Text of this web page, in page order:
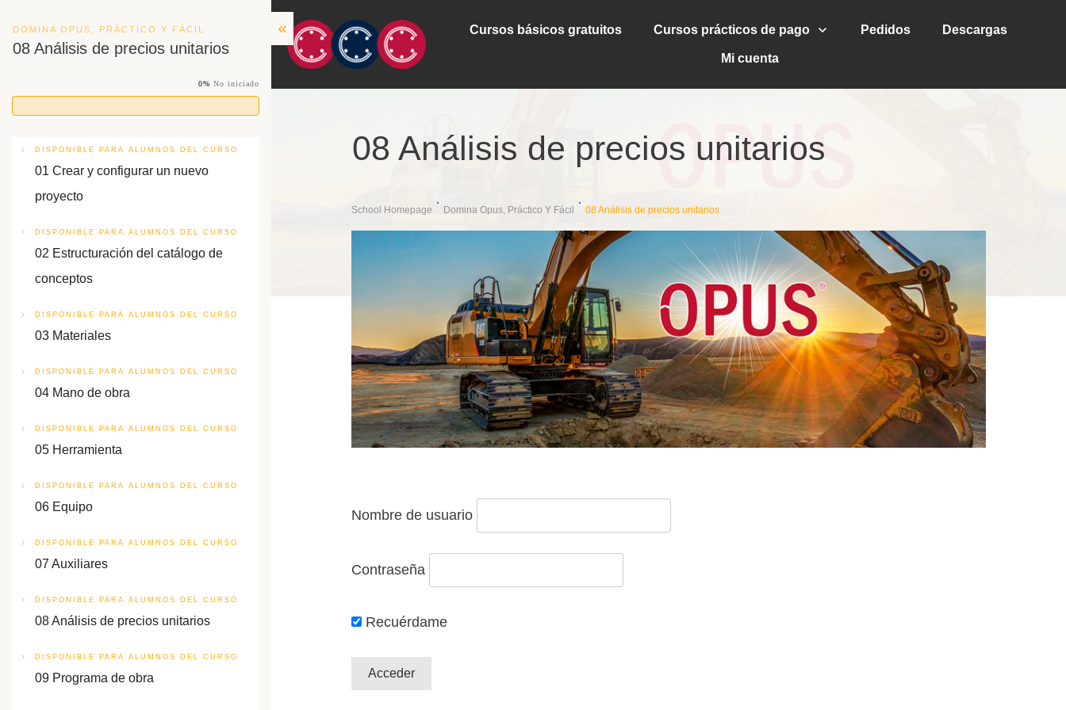
Cursos básicos gratuitos Cursos prácticos de pago Pedidos Descargas
Mi cuenta
08 Análisis de precios unitarios
School Homepage Domina Opus, Práctico Y Fácil 08 Análisis de precios unitarios
Nombre de usuario
Contraseña
Recuérdame
DOMINA OPUS, PRÁCTICO Y FÁCIL
08 Análisis de precios unitarios
0% No iniciado
DISPONIBLE PARA ALUMNOS DEL CURSO
01 Crear y configurar un nuevo
proyecto
DISPONIBLE PARA ALUMNOS DEL CURSO
02 Estructuración del catálogo de
conceptos
DISPONIBLE PARA ALUMNOS DEL CURSO
03 Materiales
DISPONIBLE PARA ALUMNOS DEL CURSO
04 Mano de obra
DISPONIBLE PARA ALUMNOS DEL CURSO
05 Herramienta
DISPONIBLE PARA ALUMNOS DEL CURSO
06 Equipo
DISPONIBLE PARA ALUMNOS DEL CURSO
07 Auxiliares
DISPONIBLE PARA ALUMNOS DEL CURSO
08 Análisis de precios unitarios
DISPONIBLE PARA ALUMNOS DEL CURSO
09 Programa de obra